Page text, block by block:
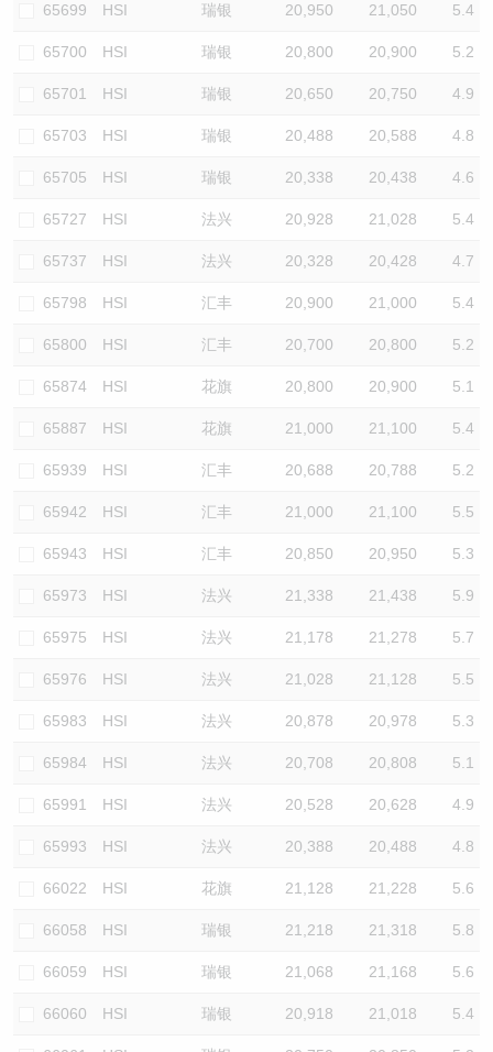
65699 HSI 瑞银 20,950 21,050 5.4
65700 HSI 瑞银 20,800 20,900 5.2
65701 HSI 瑞银 20,650 20,750 4.9
65703 HSI 瑞银 20,488 20,588 4.8
65705 HSI 瑞银 20,338 20,438 4.6
65727 HSI 法兴 20,928 21,028 5.4
65737 HSI 法兴 20,328 20,428 4.7
65798 HSI 汇丰 20,900 21,000 5.4
65800 HSI 汇丰 20,700 20,800 5.2
65874 HSI 花旗 20,800 20,900 5.1
65887 HSI 花旗 21,000 21,100 5.4
65939 HSI 汇丰 20,688 20,788 5.2
65942 HSI 汇丰 21,000 21,100 5.5
65943 HSI 汇丰 20,850 20,950 5.3
65973 HSI 法兴 21,338 21,438 5.9
65975 HSI 法兴 21,178 21,278 5.7
65976 HSI 法兴 21,028 21,128 5.5
65983 HSI 法兴 20,878 20,978 5.3
65984 HSI 法兴 20,708 20,808 5.1
65991 HSI 法兴 20,528 20,628 4.9
65993 HSI 法兴 20,388 20,488 4.8
66022 HSI 花旗 21,128 21,228 5.6
66058 HSI 瑞银 21,218 21,318 5.8
66059 HSI 瑞银 21,068 21,168 5.6
66060 HSI 瑞银 20,918 21,018 5.4